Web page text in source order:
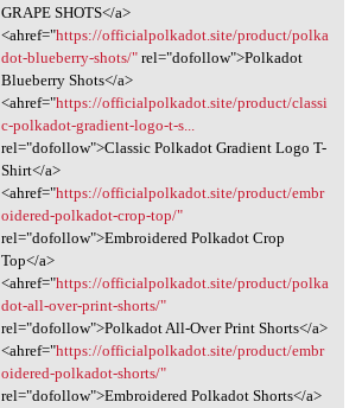
GRAPE SHOTS</a>
<ahref="https://officialpolkadot.site/product/polka
dot-blueberry-shots/"rel="dofollow">Polkadot
Blueberry Shots</a>
<ahref="https://officialpolkadot.site/product/classi
c-polkadot-gradient-logo-t-s...
rel="dofollow">Classic Polkadot Gradient Logo T-
Shirt</a>
<ahref="https://officialpolkadot.site/product/embr
oidered-polkadot-crop-top/"
rel="dofollow">Embroidered Polkadot Crop
Top</a>
<ahref="https://officialpolkadot.site/product/polka
dot-all-over-print-shorts/"
rel="dofollow">Polkadot All-Over Print Shorts</a>
<ahref="https://officialpolkadot.site/product/embr
oidered-polkadot-shorts/"
rel="dofollow">Embroidered Polkadot Shorts</a>